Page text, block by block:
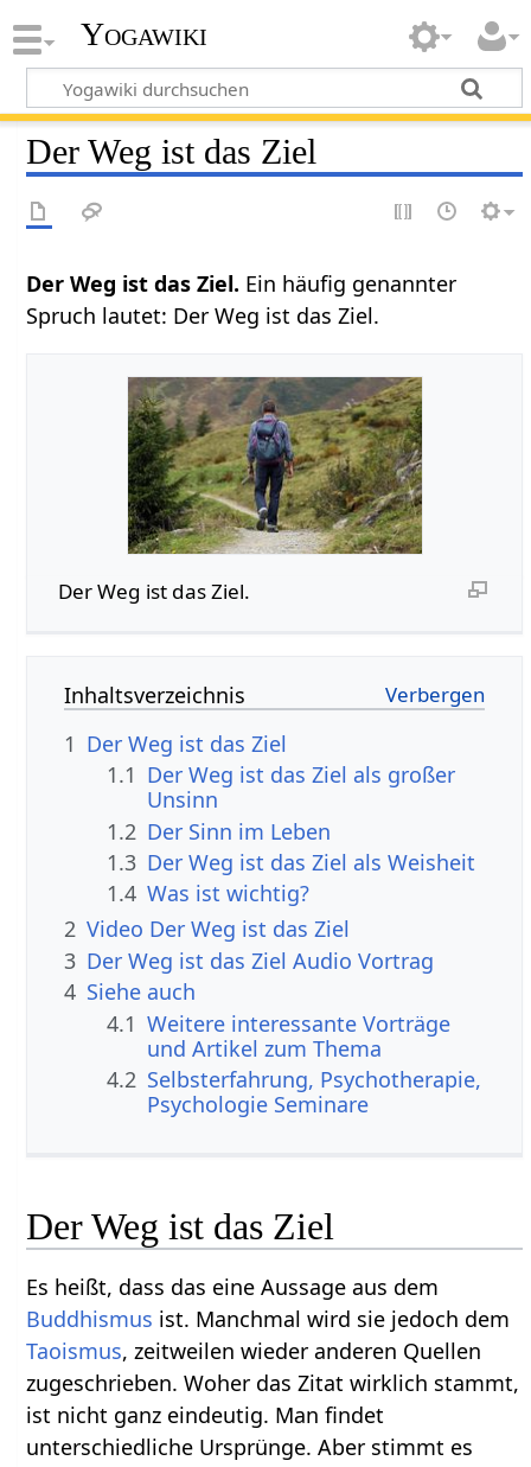
Yogawiki
Der Weg ist das Ziel
Der Weg ist das Ziel. Ein häufig genannter
Spruch lautet: Der Weg ist das Ziel.
Der Weg ist das Ziel.
Inhaltsverzeichnis
1 Der Weg ist das Ziel
1.1 Der Weg ist das Ziel als großer
Unsinn
1.2 Der Sinn im Leben
1.3 Der Weg ist das Ziel als Weisheit
1.4 Was ist wichtig?
2 Video Der Weg ist das Ziel
3 Der Weg ist das Ziel Audio Vortrag
4 Siehe auch
4.1 Weitere interessante Vorträge
und Artikel zum Thema
4.2 Selbsterfahrung, Psychotherapie,
Psychologie Seminare
Der Weg ist das Ziel
Es heißt, dass das eine Aussage aus dem
Buddhismus ist. Manchmal wird sie jedoch dem
Taoismus, zeitweilen wieder anderen Quellen
zugeschrieben. Woher das Zitat wirklich stammt,
ist nicht ganz eindeutig. Man findet
unterschiedliche Ursprünge. Aber stimmt es